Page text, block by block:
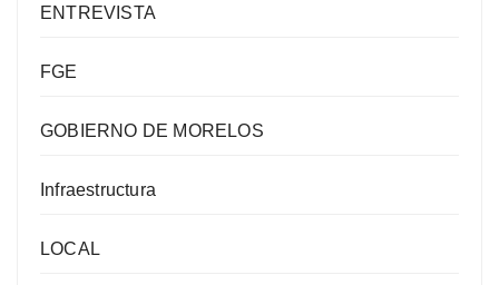
ENTREVISTA
FGE
GOBIERNO DE MORELOS
Infraestructura
LOCAL